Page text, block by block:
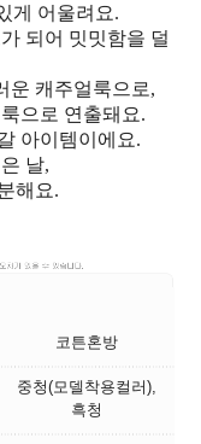
게 어울려요.
되어 밋밋함을 덜
운 캐주얼룩으로,
으로 연출돼요.
아이템이에요.
날,
해요.
코튼혼방
중청(모델착용컬러),
흑청